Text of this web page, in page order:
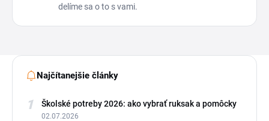
delíme sa o to s vami.
Najčítanejšie články
1 Školské potreby 2026: ako vybrať ruksak a pomôcky
02.07.2026